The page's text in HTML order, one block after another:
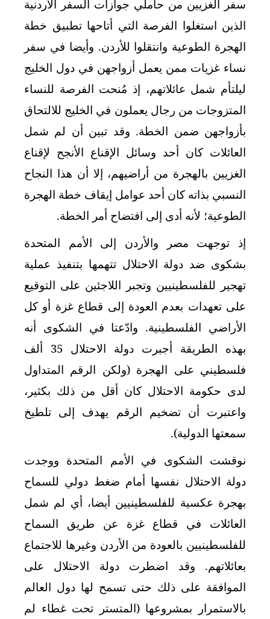
سفر الغزيين من حاملي جوازات السفر الأردنية
الذين استغلوا الفرصة التي أتاحها تطبيق خطة
الهجرة الطوعية وانتقلوا للأردن. وأيضا في سفر
نساء غزيات ممن يعمل أزواجهن في دول الخليج
ليلتأم شمل عائلاتهم، إذ مُنحت الفرصة للنساء
المتزوجات من رجال يعملون في الخليج للالتحاق
بأزواجهن ضمن الخطة. وقد تبين أن لم شمل
العائلات كان أحد وسائل الإقناع الأنجح لإقناع
الغزيين بالهجرة من أراضيهم، إلا أن هذا النجاح
النسبي بذاته كان أحد عوامل إيقاف خطة الهجرة
الطوعية؛ لأنه أدى إلى افتضاح أمر الخطة.
إذ توجهت مصر والأردن إلى الأمم المتحدة
بشكوى ضد دولة الاحتلال تتهمها بتنفيذ عملية
تهجير للفلسطينيين وتجبر اللاجئين على التوقيع
على تعهدات بعدم العودة إلى قطاع غزة أو كل
الأراضي الفلسطينية. وادّعتا في الشكوى أنه
بهذه الطريقة أجبرت دولة الاحتلال 35 ألف
فلسطيني على الهجرة (ولكن الرقم المتداول
لدى حكومة الاحتلال كان أقل من ذلك بكثير،
واعتبرت أن تضخيم الرقم يهدف إلى تلطيخ
سمعتها الدولية).
نوقشت الشكوى في الأمم المتحدة ووجدت
دولة الاحتلال نفسها أمام ضغط دولي للسماح
بهجرة عكسية للفلسطينيين أيضا، أي لم شمل
العائلات في قطاع غزة عن طريق السماح
للفلسطينيين بالعودة من الأردن وغيرها للاجتماع
بعائلاتهم. وقد اضطرت دولة الاحتلال على
الموافقة على ذلك حتى تسمح لها دول العالم
بالاستمرار بمشروعها (المتستر تحت غطاء لم